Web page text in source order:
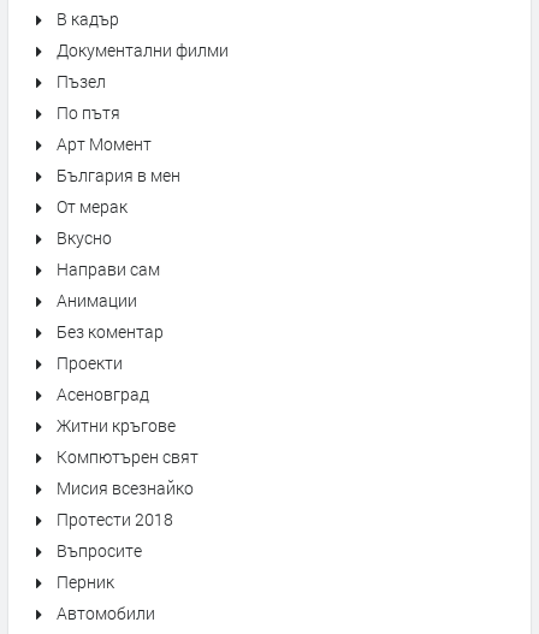
В кадър
Документални филми
Пъзел
По пътя
Арт Момент
България в мен
От мерак
Вкусно
Направи сам
Анимации
Без коментар
Проекти
Асеновград
Житни кръгове
Компютърен свят
Мисия всезнайко
Протести 2018
Въпросите
Перник
Автомобили